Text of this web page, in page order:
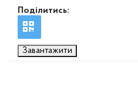
Поділитись:
Завантажити